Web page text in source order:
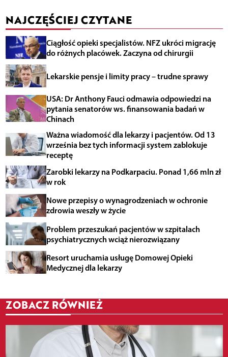
NAJCZĘŚCIEJ CZYTANE
Ciągłość opieki specjalistów. NFZ ukróci migrację
do różnych placówek. Zaczyna od chirurgii
Lekarskie pensje i limity pracy – trudne sprawy
USA: Dr Anthony Fauci odmawia odpowiedzi na
pytania senatorów ws. finansowania badań w
Chinach
Ważna wiadomość dla lekarzy i pacjentów. Od 13
września bez tych informacji system zablokuje
receptę
Zarobki lekarzy na Podkarpaciu. Ponad 1,66 mln zł
w rok
Nowe przepisy o wynagrodzeniach w ochronie
zdrowia weszły w życie
Problem przeszukań pacjentów w szpitalach
psychiatrycznych wciąż nierozwiązany
Resort uruchamia usługę Domowej Opieki
Medycznej dla lekarzy
ZOBACZ RÓWNIEŻ